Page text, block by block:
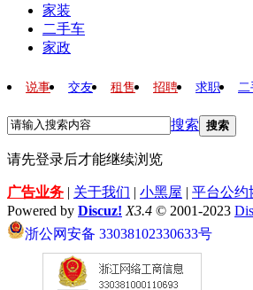
家装
二手车
家政
说事 交友 租售 招聘 求职
搜索 搜索
请先登录后才能继续浏览
广告业务 | 关于我们 | 小黑屋 | 平台公约
Powered by Discuz! X3.4 © 2001-2023
浙公网安备 33038102330633号